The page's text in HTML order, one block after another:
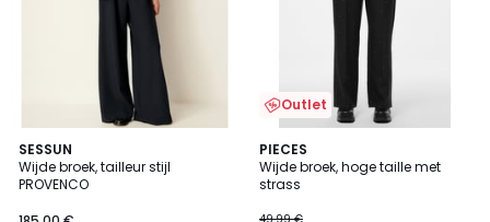
SESSUN
Wijde broek, tailleur stijl
PROVENCO
Outlet
PIECES
Wijde broek, hoge taille met
strass